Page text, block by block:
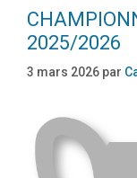
2025/2026
3 mars 2026 par